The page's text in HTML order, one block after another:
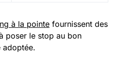
à la pointe fournissent des
poser le stop au bon
adoptée.